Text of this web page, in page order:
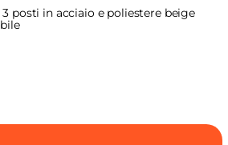
posti in acciaio e poliestere beige